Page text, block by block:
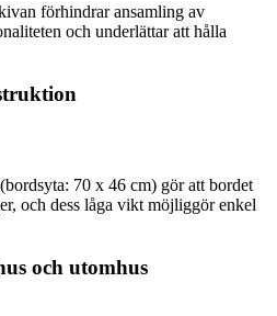
förhindrar ansamling av
och underlättar att hålla
70 x 46 cm) gör att bordet
och dess låga vikt möjliggör enkel
och utomhus